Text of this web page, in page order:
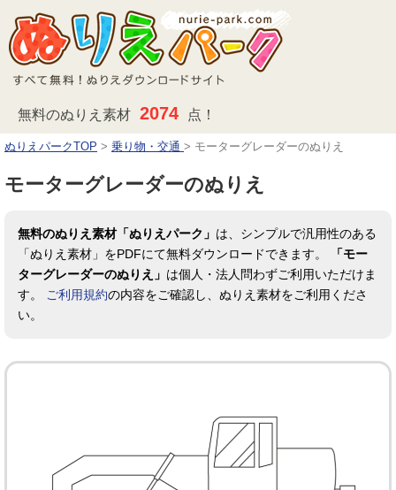
無料のぬりえ素材 2074 点！
ぬりえパークTOP > 乗り物・交通 > モーターグレーダーのぬりえ
モーターグレーダーのぬりえ
無料のぬりえ素材「ぬりえパーク」 は、シンプルで汎用性のある
「ぬりえ素材」をPDFにて無料ダウンロードできます。
「モー
ターグレーダーのぬりえ」 は個人・法人問わずご利用いただけま
す。
ご利用規約の内容をご確認し、ぬりえ素材をご利用くださ
い。